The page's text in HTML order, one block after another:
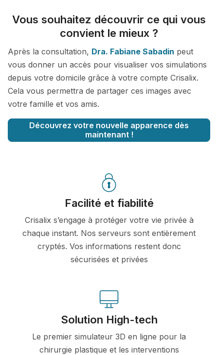
Vous souhaitez découvrir ce qui vous
convient le mieux ?
Après la consultation, Dra. Fabiane Sabadin peut
vous donner un accès pour visualiser vos simulations
depuis votre domicile grâce à votre compte Crisalix.
Cela vous permettra de partager ces images avec
votre famille et vos amis.
Découvrez votre nouvelle apparence dès
maintenant !
Facilité et fiabilité
Crisalix s’engage à protéger votre vie privée à
chaque instant. Nos serveurs sont entièrement
cryptés. Vos informations restent donc
sécurisées et privées
Solution High-tech
Le premier simulateur 3D en ligne pour la
chirurgie plastique et les interventions